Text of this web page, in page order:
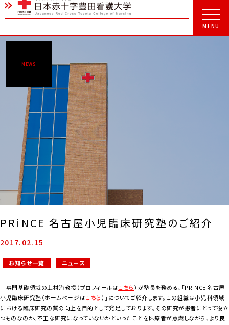
NEWS
PRiNCE 名古屋小児臨床研究塾のご紹介
2017.02.15
お知らせ一覧 ニュース
専門基礎領域の上村治教授（プロフィールはこちら）が塾長を務める、「PRiNCE 名古屋
小児臨床研究塾（ホームページはこちら）」についてご紹介します。この組織は小児科領域
における臨床研究の質の向上を目的として発足しております。その研究が患者にとって役立
つものなのか、不正な研究になっていないかといったことを医療者が意識しながら、より良